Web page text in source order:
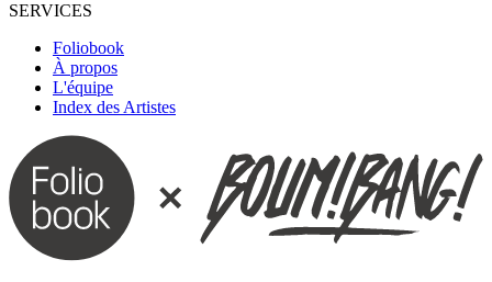
SERVICES
Foliobook
À propos
L'équipe
Index des Artistes